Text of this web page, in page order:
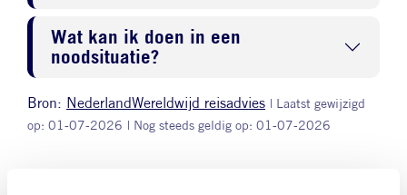
Wat kan ik doen in een
noodsituatie?
Bron: NederlandWereldwijd reisadvies | Laatst gewijzigd
op: 01-07-2026 | Nog steeds geldig op: 01-07-2026